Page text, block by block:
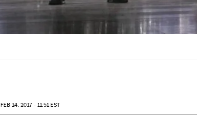
FEB14, 2017 - 11:51EST